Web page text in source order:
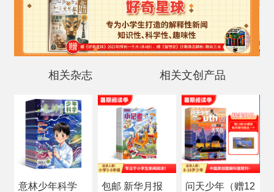
美是适合4至7岁幼儿看的读本。
山东省聊城巿冠县徐刘村蔚篮幼儿园
张艳辉
......
相关杂志 相关文创产品
意林少年科学
包邮 新华月报
问天少年（赠12